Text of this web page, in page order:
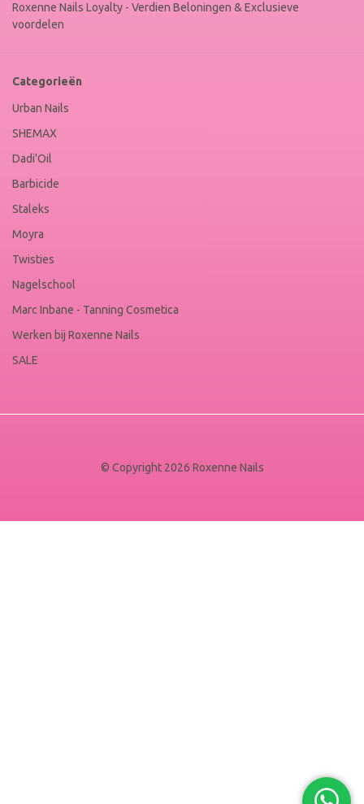
Roxenne Nails Loyalty - Verdien Beloningen & Exclusieve
voordelen
Categorieën
Urban Nails
SHEMAX
Dadi'Oil
Barbicide
Staleks
Moyra
Twisties
Nagelschool
Marc Inbane - Tanning Cosmetica
Werken bij Roxenne Nails
SALE
© Copyright 2026 Roxenne Nails